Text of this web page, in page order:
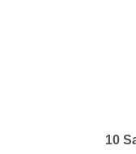
10